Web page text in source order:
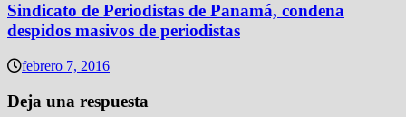
Sindicato de Periodistas de Panamá, condena
despidos masivos de periodistas
febrero 7, 2016
Deja una respuesta